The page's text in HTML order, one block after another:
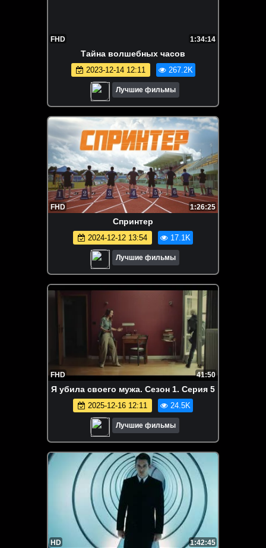
FHD 1:34:14
Тайна волшебных часов
2023-12-14 12:11 267.2K
Лучшие фильмы
FHD 1:26:25
Спринтер
2024-12-12 13:54 17.1K
Лучшие фильмы
FHD 41:50
Я убила своего мужа. Сезон 1. Серия 5
2025-12-16 12:11 24.5K
Лучшие фильмы
HD 1:42:45